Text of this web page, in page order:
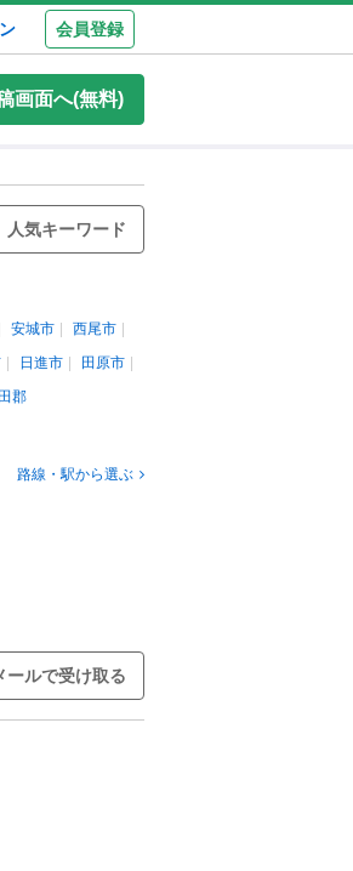
会員登録
画面へ(無料)
人気キーワード
安城市
西尾市
日進市
田原市
郡
路線・駅から選ぶ
ールで受け取る